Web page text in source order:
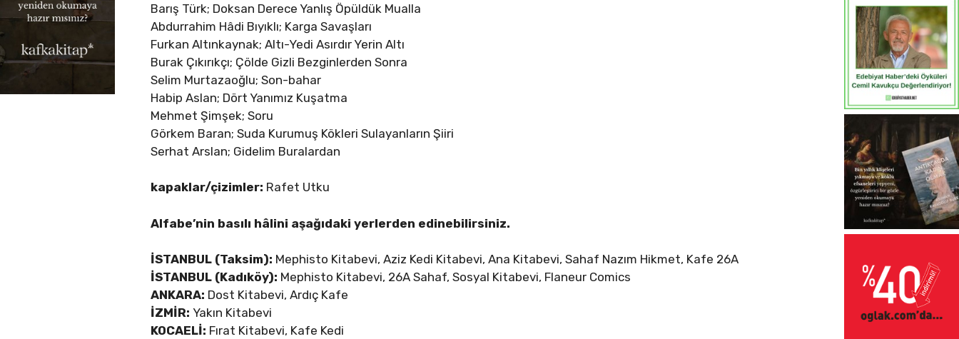
Barış Türk; Doksan Derece Yanlış Öpüldük Mualla
Abdurrahim Hâdi Bıyıklı; Karga Savaşları
Furkan Altınkaynak; Altı-Yedi Asırdır Yerin Altı
Burak Çıkırıkçı; Çölde Gizli Bezginlerden Sonra
Selim Murtazaoğlu; Son-bahar
Habip Aslan; Dört Yanımız Kuşatma
Mehmet Şimşek; Soru
Görkem Baran; Suda Kurumuş Kökleri Sulayanların Şiiri
Serhat Arslan; Gidelim Buralardan
kapaklar/çizimler: Rafet Utku
Alfabe’nin basılı hâlini aşağıdaki yerlerden edinebilirsiniz.
İSTANBUL (Taksim): Mephisto Kitabevi, Aziz Kedi Kitabevi, Ana Kitabevi, Sahaf Nazım Hikmet, Kafe 26A
İSTANBUL (Kadıköy): Mephisto Kitabevi, 26A Sahaf, Sosyal Kitabevi, Flaneur Comics
ANKARA: Dost Kitabevi, Ardıç Kafe
İZMİR: Yakın Kitabevi
KOCAELİ: Fırat Kitabevi, Kafe Kedi